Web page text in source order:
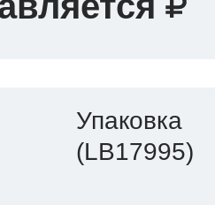
Упаковка
(LB17995)